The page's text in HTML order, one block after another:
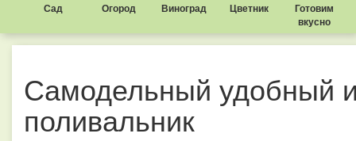
Сад Огород Виноград Цветник
Готовим
вкусно
Самодельный удобный
поливальник